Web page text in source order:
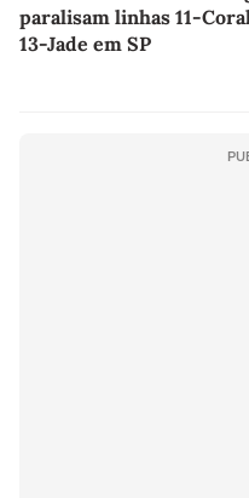
paralisam linhas 11-
13-Jade em SP